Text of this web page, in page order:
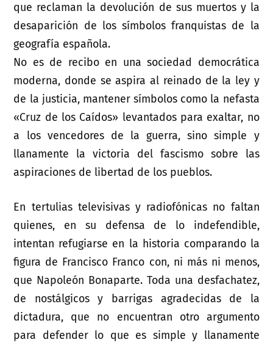
que reclaman la devolución de sus muertos y la
desaparición de los símbolos franquistas de la
geografía española.
No es de recibo en una sociedad democrática
moderna, donde se aspira al reinado de la ley y
de la justicia, mantener símbolos como la nefasta
«Cruz de los Caídos» levantados para exaltar, no
a los vencedores de la guerra, sino simple y
llanamente la victoria del fascismo sobre las
aspiraciones de libertad de los pueblos.
En tertulias televisivas y radiofónicas no faltan
quienes, en su defensa de lo indefendible,
intentan refugiarse en la historia comparando la
figura de Francisco Franco con, ni más ni menos,
que Napoleón Bonaparte. Toda una desfachatez,
de nostálgicos y barrigas agradecidas de la
dictadura, que no encuentran otro argumento
para defender lo que es simple y llanamente